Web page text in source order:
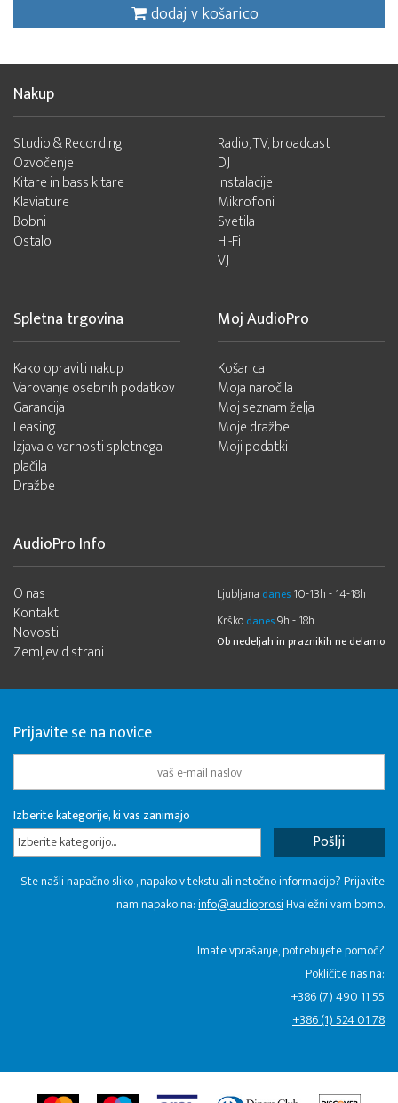
dodaj v košarico
Nakup
Studio & Recording
Ozvočenje
Kitare in bass kitare
Klaviature
Bobni
Ostalo
Radio, TV, broadcast
DJ
Instalacije
Mikrofoni
Svetila
Hi-Fi
VJ
Spletna trgovina
Kako opraviti nakup
Varovanje osebnih podatkov
Garancija
Leasing
Izjava o varnosti spletnega
plačila
Dražbe
Moj AudioPro
Košarica
Moja naročila
Moj seznam želja
Moje dražbe
Moji podatki
AudioPro Info
O nas
Kontakt
Novosti
Zemljevid strani
Ljubljana danes 10-13h - 14-18h
Krško danes9h - 18h
Ob nedeljah in praznikih ne delamo
Prijavite se na novice
Izberite kategorije, ki vas zanimajo
Izberite kategorijo...
Ste našli napačno sliko , napako v tekstu ali netočno informacijo? Prijavite
nam napako na:info@audiopro.siHvaležni vam bomo.
Imate vprašanje, potrebujete pomoč?
Pokličite nas na:
+386 (7) 490 11 55
+386 (1) 524 01 78